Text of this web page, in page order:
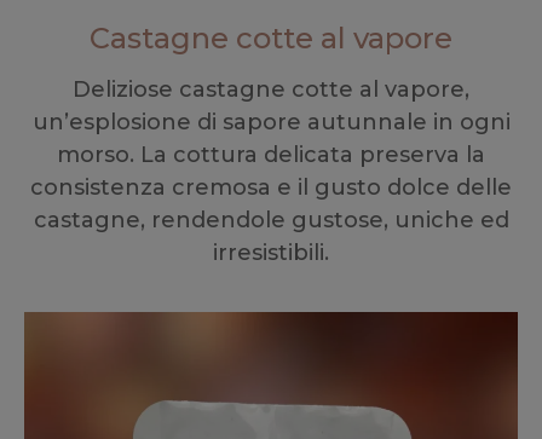
Castagne cotte al vapore
Deliziose castagne cotte al vapore,
un’esplosione di sapore autunnale in ogni
morso. La cottura delicata preserva la
consistenza cremosa e il gusto dolce delle
castagne, rendendole gustose, uniche ed
irresistibili.